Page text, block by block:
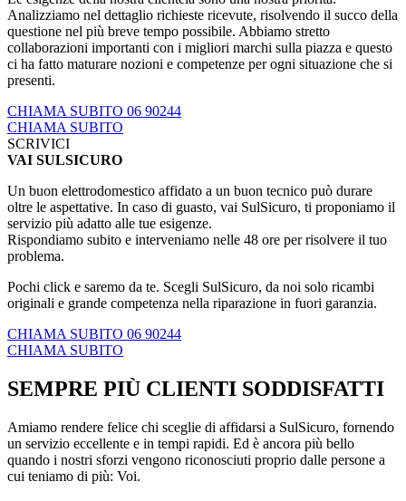
Analizziamo nel dettaglio richieste ricevute, risolvendo il succo della
questione nel più breve tempo possibile. Abbiamo stretto
collaborazioni importanti con i migliori marchi sulla piazza e questo
ci ha fatto maturare nozioni e competenze per ogni situazione che si
presenti.
CHIAMA SUBITO 06 90244
CHIAMA SUBITO
SCRIVICI
VAI SULSICURO
Un buon elettrodomestico affidato a un buon tecnico può durare
oltre le aspettative. In caso di guasto, vai SulSicuro, ti proponiamo il
servizio più adatto alle tue esigenze.
Rispondiamo subito e interveniamo nelle 48 ore per risolvere il tuo
problema.
Pochi click e saremo da te. Scegli SulSicuro, da noi solo ricambi
originali e grande competenza nella riparazione in fuori garanzia.
CHIAMA SUBITO 06 90244
CHIAMA SUBITO
SEMPRE PIÙ CLIENTI SODDISFATTI
Amiamo rendere felice chi sceglie di affidarsi a SulSicuro, fornendo
un servizio eccellente e in tempi rapidi. Ed è ancora più bello
quando i nostri sforzi vengono riconosciuti proprio dalle persone a
cui teniamo di più: Voi.